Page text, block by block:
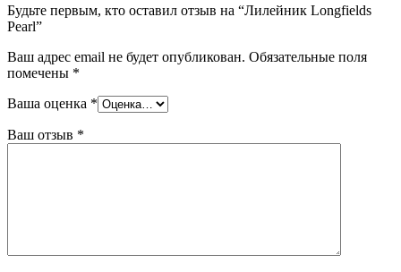
Будьте первым, кто оставил отзыв на “Лилейник Longfields
Pearl”
Ваш адрес email не будет опубликован. Обязательные поля
помечены *
Ваша оценка *
Ваш отзыв *